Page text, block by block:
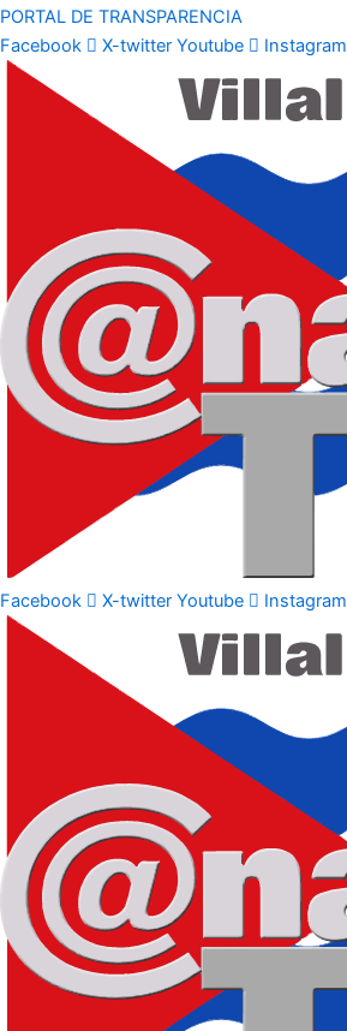
PORTAL DE TRANSPARENCIA
Facebook
X-twitter Youtube Instagram
Facebook X-twitter Youtube Instagram